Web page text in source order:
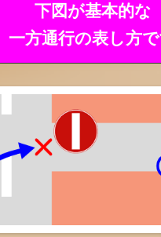
下図が基本的な
一方通行の表し方